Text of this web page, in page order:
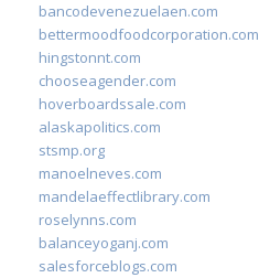
bancodevenezuelaen.com
bettermoodfoodcorporation.com
hingstonnt.com
chooseagender.com
hoverboardssale.com
alaskapolitics.com
stsmp.org
manoelneves.com
mandelaeffectlibrary.com
roselynns.com
balanceyoganj.com
salesforceblogs.com